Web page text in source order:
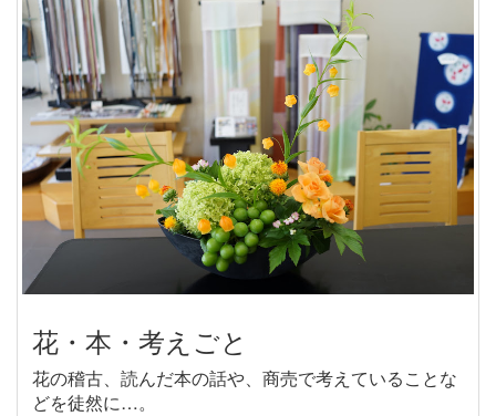
花・本・考えごと
花の稽古、読んだ本の話や、商売で考えていることな
どを徒然に…。